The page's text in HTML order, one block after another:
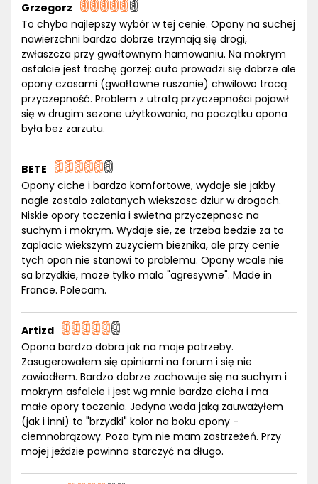
Grzegorz
To chyba najlepszy wybór w tej cenie. Opony na suchej
nawierzchni bardzo dobrze trzymają się drogi,
zwłaszcza przy gwałtownym hamowaniu. Na mokrym
asfalcie jest trochę gorzej: auto prowadzi się dobrze ale
opony czasami (gwałtowne ruszanie) chwilowo tracą
przyczepność. Problem z utratą przyczepności pojawił
się w drugim sezone użytkowania, na początku opona
była bez zarzutu.
BETE
Opony ciche i bardzo komfortowe, wydaje sie jakby
nagle zostalo zalatanych wiekszosc dziur w drogach.
Niskie opory toczenia i swietna przyczepnosc na
suchym i mokrym. Wydaje sie, ze trzeba bedzie za to
zaplacic wiekszym zuzyciem bieznika, ale przy cenie
tych opon nie stanowi to problemu. Opony wcale nie
sa brzydkie, moze tylko malo "agresywne". Made in
France. Polecam.
Artizd
Opona bardzo dobra jak na moje potrzeby.
Zasugerowałem się opiniami na forum i się nie
zawiodłem. Bardzo dobrze zachowuje się na suchym i
mokrym asfalcie i jest wg mnie bardzo cicha i ma
małe opory toczenia. Jedyna wada jaką zauważyłem
(jak i inni) to "brzydki" kolor na boku opony -
ciemnobrązowy. Poza tym nie mam zastrzeżeń. Przy
mojej jeździe powinna starczyć na długo.